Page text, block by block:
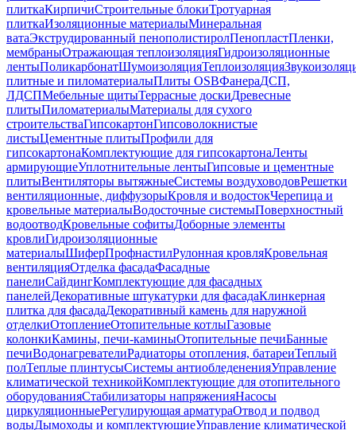
плиткаКирпичиСтроительные блокиТротуарная
плиткаИзоляционные материалыМинеральная
ватаЭкструдированный пенополистиролПенопластПленки,
мембраныОтражающая теплоизоляцияГидроизоляционные
лентыПоликарбонатШумоизоляцияТеплоизоляция
плитные и пиломатериалыПлиты OSBФанераДСП,
ЛДСПМебельные щитыТеррасные доскиДревесные
плитыПиломатериалыМатериалы для сухого
строительстваГипсокартонГипсоволокнистые
листыЦементные плитыПрофили для
гипсокартонаКомплектующие для гипсокартонаЛенты
армирующиеУплотнительные лентыГипсовые и цементные
плитыВентиляторы вытяжныеСистемы воздуховодовРешетки
вентиляционные, диффузорыКровля и водостокЧерепица и
кровельные материалыВодосточные системыПоверхностный
водоотводКровельные софитыДоборные элементы
кровлиГидроизоляционные
материалыШиферПрофнастилРулонная кровляКровельная
вентиляцияОтделка фасадаФасадные
панелиСайдингКомплектующие для фасадных
панелейДекоративные штукатурки для фасадаКлинкерная
плитка для фасадаДекоративный камень для наружной
отделкиОтоплениеОтопительные котлыГазовые
колонкиКамины, печи-каминыОтопительные печиБанные
печиВодонагревателиРадиаторы отопления, батареиТеплый
полТеплые плинтусыСистемы антиобледененияУправление
климатической техникойКомплектующие для отопительного
оборудованияСтабилизаторы напряженияНасосы
циркуляционныеРегулирующая арматураОтвод и подвод
водыДымоходы и комплектующиеУправление климатической